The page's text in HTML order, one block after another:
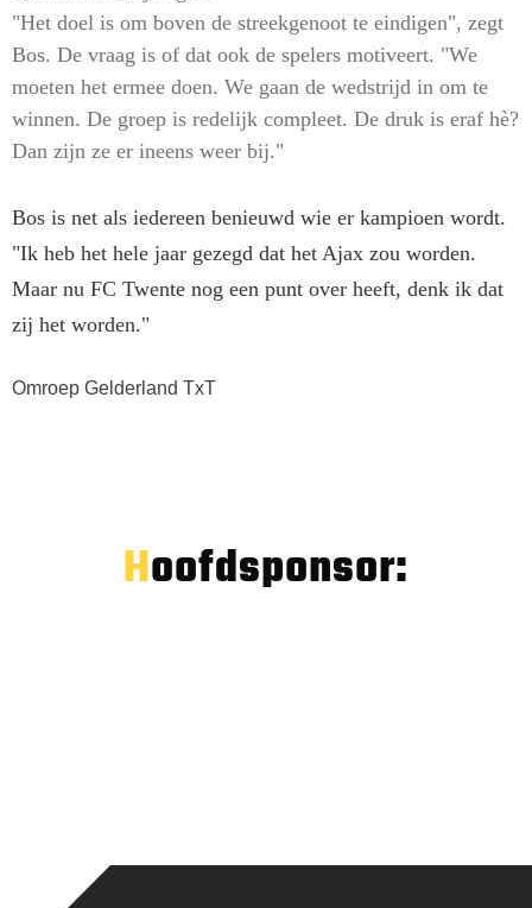
"Het doel is om boven de streekgenoot te eindigen", zegt
Bos. De vraag is of dat ook de spelers motiveert. "We
moeten het ermee doen. We gaan de wedstrijd in om te
winnen. De groep is redelijk compleet. De druk is eraf hè?
Dan zijn ze er ineens weer bij."
Bos is net als iedereen benieuwd wie er kampioen wordt.
"Ik heb het hele jaar gezegd dat het Ajax zou worden.
Maar nu FC Twente nog een punt over heeft, denk ik dat
zij het worden."
Omroep Gelderland TxT
Hoofdsponsor: